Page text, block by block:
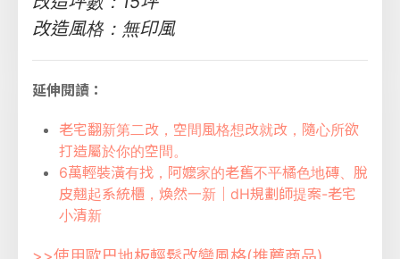
改造風格：無印風
延伸閱讀：
老宅翻新第二改，空間風格想改就改，隨心所欲
打造屬於你的空間。
6萬輕裝潢有找，阿嬤家的老舊不平橘色地磚、脫
皮翹起系統櫃，煥然一新｜dH規劃師提案-老宅
小清新